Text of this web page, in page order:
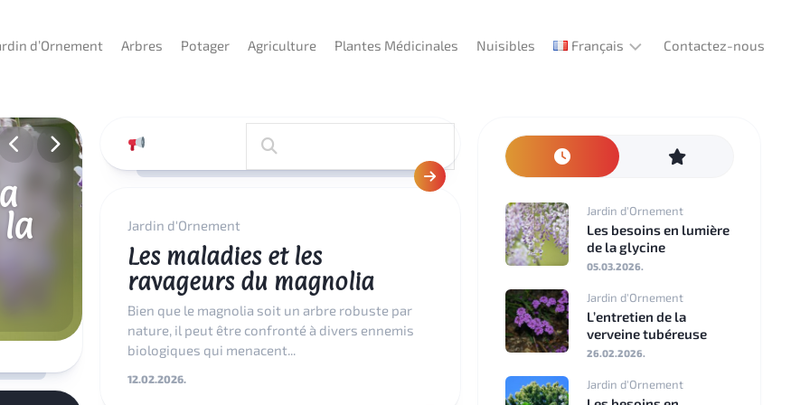
d’Ornement Arbres Potager Agriculture Plantes Médicinales Nuisibles Français
Deutsch
Italiano
Français
Türkçe
Magyar
Contactez-nous
Jardin d'Ornement
Les maladies et les
ravageurs du magnolia
Bien que le magnolia soit un arbre robuste par
nature, il peut être confronté à divers ennemis
biologiques qui menacent...
12.02.2026.
Jardin d'Ornement
Les besoins en lumière
de la glycine
05.03.2026.
Jardin d'Ornement
L’entretien de la
verveine tubéreuse
26.02.2026.
Jardin d'Ornement